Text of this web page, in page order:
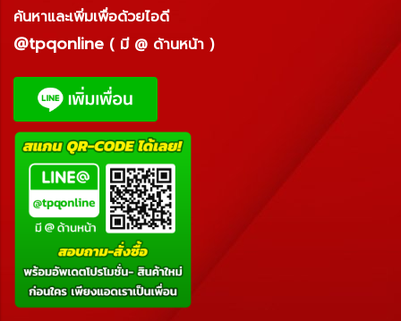
ค้นหาและเพิ่มเพื่อด้วยไอดี
@tpqonline ( มี @ ด้านหน้า )